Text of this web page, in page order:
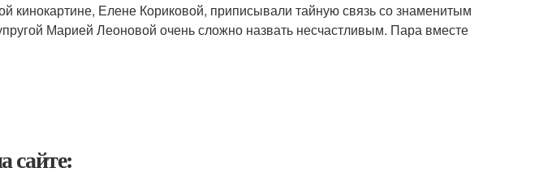
кинокартине, Елене Кориковой, приписывали тайную связь со знаменитым
Марией Леоновой очень сложно назвать несчастливым. Пара вместе
сайте: